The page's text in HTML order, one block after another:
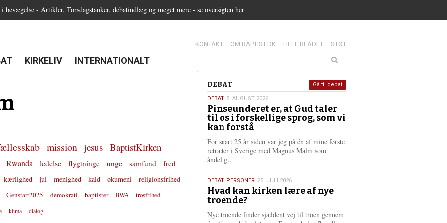
bevægelse - Artikler, Torsdagstanker, debatindlæg og meget mere - se oversigten her
13.0:
KONTAKT 14.0:
OM BAPTIST.DK 15.0:
HELE BLADET 16.0:
STØT
21.0:
KIRKELIV 22.0:
INTERNATIONALT
mission jesus BaptistKirken
Rwanda ledelse flygtninge unge samfund
fred
kærlighed jul menighed kald økumeni
religionsfrihed
Genstart2025 demokrati baptister BWA
trosfrihed
klima dialog
Debat
DEBAT
5.
august
2026
DEBAT 5. AUGUST 2026
Pinseunderet er, at Gud taler
til os i forskellige sprog, som vi
kan forstå
For snart 25 år siden var jeg på én af mine første
retræter i Sverige med Magnus Malm som
åndelig…
s
m
e
r
e
25.
juli
2026
DEBAT, PERSONER 25. JULI 2026
Hvad kan kirken lære af nye
troende?
Nye troende finder sjældent vej til troen gennem
Gå til debat